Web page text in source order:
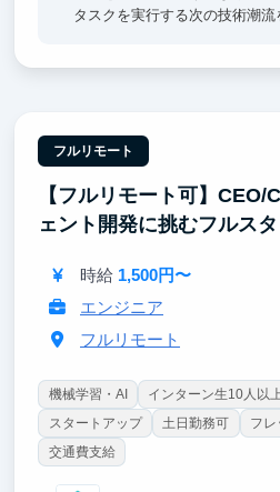
タスクを実行する次の技術潮
する実践的な開発スタイルを習
3. 第一線の技術者からの直接
学会受賞・国際学会発表の経
ら、設計判断やコード品質に
フルリモート
【フルリモート可】
ェント開発に挑むフルス
時給 1,500円〜
エンジニア
フルリモート
機械学習・AI インターン生10人以
スタートアップ
土日勤務可 フレ
交通費支給